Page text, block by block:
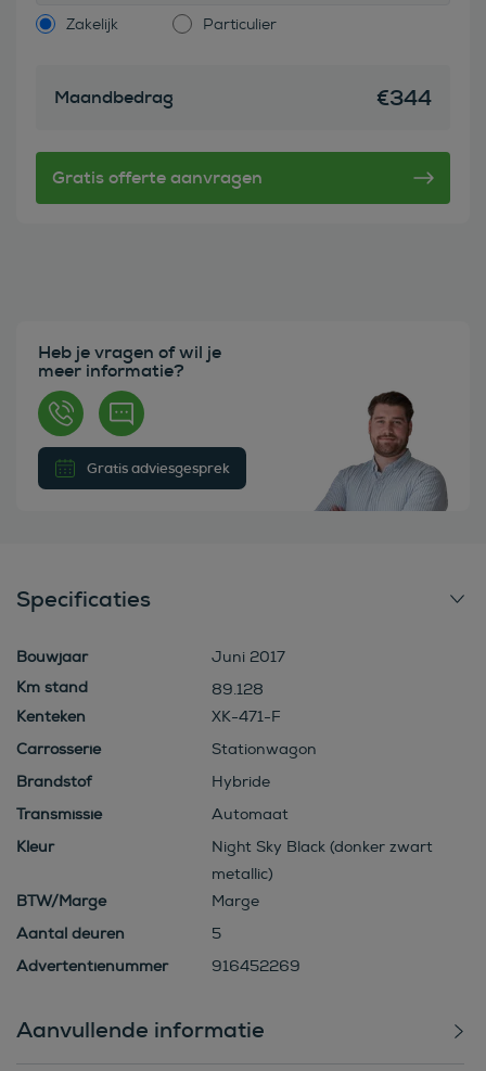
Zakelijk Particulier
Maandbedrag €344
Heb je vragen of wil je
meer informatie?
Gratis adviesgesprek
Specificaties
Bouwjaar
Juni 2017
89.128
Kenteken
XK-471-F
Carrosserie
Stationwagon
Brandstof
Hybride
Transmissie
Automaat
Kleur
Night Sky Black (donker zwart
metallic)
BTW/Marge
Marge
Aantal deuren
5
Advertentienummer
916452269
Aanvullende informatie